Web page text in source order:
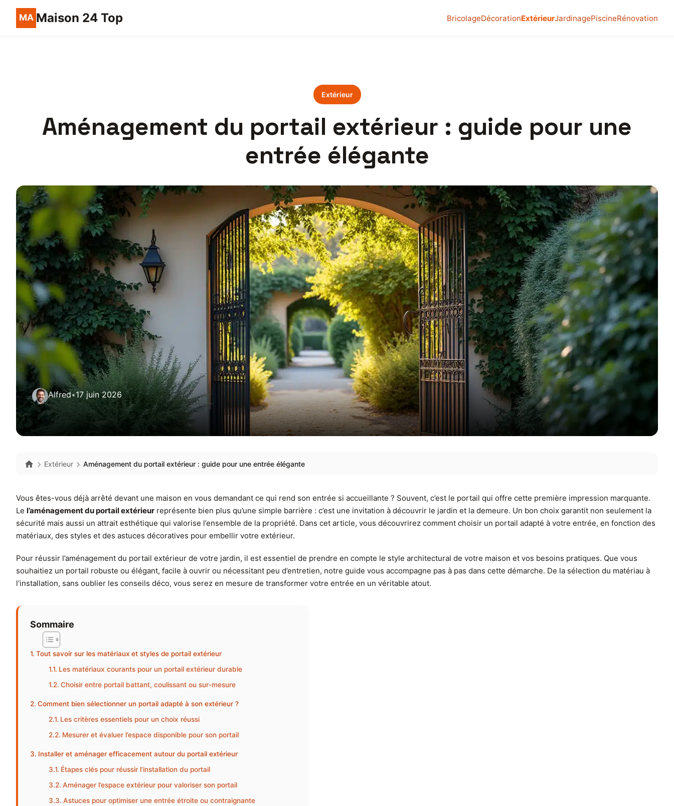
Maison 24 Top BricolageDécorationExtérieurJardinagePiscineRénovation
Extérieur
Aménagement du portail extérieur : guide pour une
entrée élégante
Alfred•17 juin 2026
Extérieur Aménagement du portail extérieur : guide pour une entrée élégante
Vous êtes-vous déjà arrêté devant une maison en vous demandant ce qui rend son entrée si accueillante ? Souvent, c’est le portail qui offre cette première impression marquante.
Le l’aménagement du portail extérieur représente bien plus qu’une simple barrière : c’est une invitation à découvrir le jardin et la demeure. Un bon choix garantit non seulement la
sécurité mais aussi un attrait esthétique qui valorise l’ensemble de la propriété. Dans cet article, vous découvrirez comment choisir un portail adapté à votre entrée, en fonction des
matériaux, des styles et des astuces décoratives pour embellir votre extérieur.
Pour réussir l’aménagement du portail extérieur de votre jardin, il est essentiel de prendre en compte le style architectural de votre maison et vos besoins pratiques. Que vous
souhaitiez un portail robuste ou élégant, facile à ouvrir ou nécessitant peu d’entretien, notre guide vous accompagne pas à pas dans cette démarche. De la sélection du matériau à
l’installation, sans oublier les conseils déco, vous serez en mesure de transformer votre entrée en un véritable atout.
Sommaire
Tout savoir sur les matériaux et styles de portail extérieur
Les matériaux courants pour un portail extérieur durable
Choisir entre portail battant, coulissant ou sur-mesure
Comment bien sélectionner un portail adapté à son extérieur ?
Les critères essentiels pour un choix réussi
Mesurer et évaluer l’espace disponible pour son portail
Installer et aménager efficacement autour du portail extérieur
Étapes clés pour réussir l’installation du portail
Aménager l’espace extérieur pour valoriser son portail
Astuces pour optimiser une entrée étroite ou contraignante